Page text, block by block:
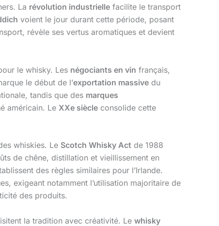
La révolution industrielle facilite le transport
voient le jour durant cette période, posant
révèle ses vertus aromatiques et devient
le whisky. Les négociants en vin français,
le début de l’exportation massive du
tandis que des marques
américain. Le XXe siècle consolide cette
whiskies. Le Scotch Whisky Act de 1988
de chêne, distillation et vieillissement en
des règles similaires pour l’Irlande.
exigeant notamment l’utilisation majoritaire de
des produits.
la tradition avec créativité. Le whisky